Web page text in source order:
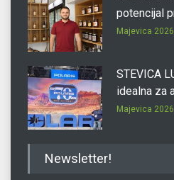
potencijal
Majevica 2026
STEVICA
idealna za
Majevica 2026
Newsletter!